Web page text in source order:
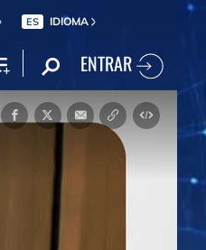
ES IDIOMA
ENTRAR